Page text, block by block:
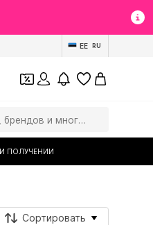
EE RU
ПОЛУЧЕНИИ
Сортировать